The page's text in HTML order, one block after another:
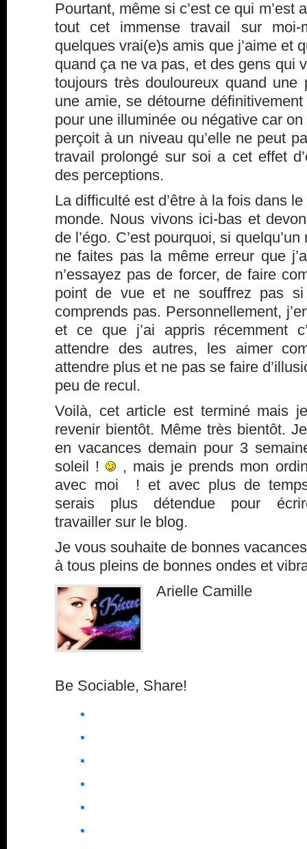
Pourtant, même si c’est ce qui m’est
tout cet immense travail sur moi-
quelques vrai(e)s amis que j’aime et
quand ça ne va pas, et des gens qui
toujours très douloureux quand une
une amie, se détourne
pour une illuminée ou négative car
perçoit à un niveau qu’elle ne peut
travail prolongé sur soi a cet effet
des perceptions.
La difficulté est d’être à la fois dans
monde. Nous vivons ici-bas et
de l’égo. C’est pourquoi, si
ne faites pas la même erreur que
n’essayez pas de forcer, de faire
point de vue et ne souffrez pas
comprends pas. Personnellement,
et ce que j’ai appris récemment
attendre des autres, les aimer
attendre plus et ne pas se faire
peu de recul.
Voilà, cet article est terminé mais
revenir bientôt. Même très bientôt.
en vacances demain pour 3
soleil !
, mais je prends mon
avec moi ! et avec plus de
serais plus détendue pour
travailler sur le blog.
Je vous souhaite de bonnes
à tous pleins de bonnes ondes et
Arielle Camille
Be Sociable, Share!